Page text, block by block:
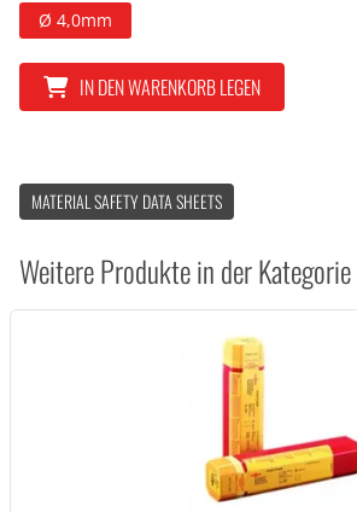
Ø 4,0mm
IN DEN WARENKORB LEGEN
MATERIAL SAFETY DATA SHEETS
Weitere Produkte in der Kategorie